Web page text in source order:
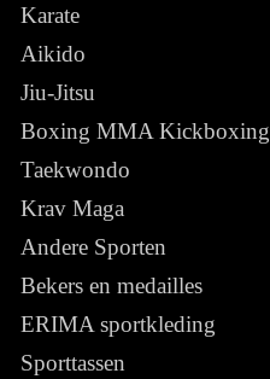
Karate
Aikido
Jiu-Jitsu
Boxing MMA Kickboxing
Taekwondo
Krav Maga
Andere Sporten
Bekers en medailles
ERIMA sportkleding
Sporttassen